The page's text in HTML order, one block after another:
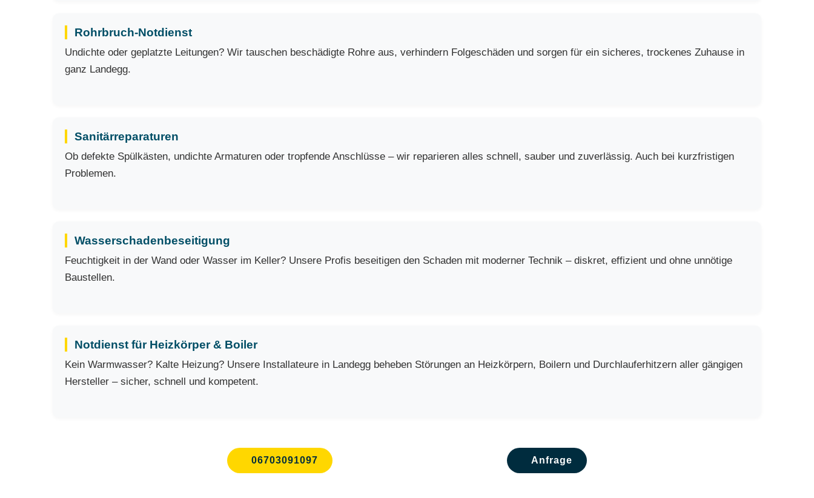
Rohrbruch-Notdienst
Undichte oder geplatzte Leitungen? Wir tauschen beschädigte Rohre aus, verhindern Folgeschäden und sorgen für ein sicheres, trockenes Zuhause in
ganz Landegg.
Sanitärreparaturen
Ob defekte Spülkästen, undichte Armaturen oder tropfende Anschlüsse – wir reparieren alles schnell, sauber und zuverlässig. Auch bei kurzfristigen
Problemen.
Wasserschadenbeseitigung
Feuchtigkeit in der Wand oder Wasser im Keller? Unsere Profis beseitigen den Schaden mit moderner Technik – diskret, effizient und ohne unnötige
Baustellen.
Notdienst für Heizkörper & Boiler
Kein Warmwasser? Kalte Heizung? Unsere Installateure in Landegg beheben Störungen an Heizkörpern, Boilern und Durchlauferhitzern aller gängigen
Hersteller – sicher, schnell und kompetent.
06703091097 Anfrage